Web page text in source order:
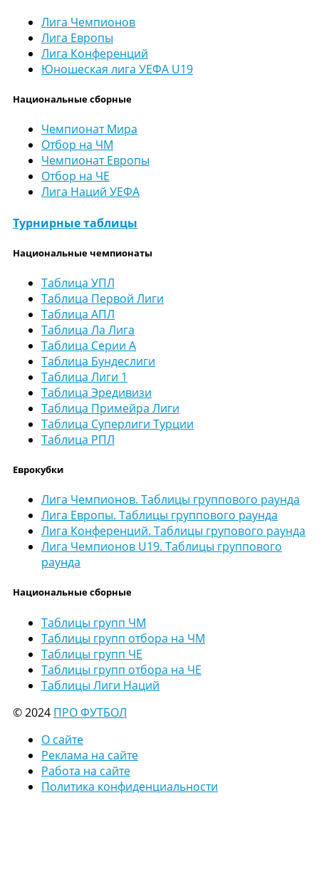
Лига Чемпионов
Лига Европы
Лига Конференций
Юношеская лига УЕФА U19
Национальные сборные
Чемпионат Мира
Отбор на ЧМ
Чемпионат Европы
Отбор на ЧЕ
Лига Наций УЕФА
Турнирные таблицы
Национальные чемпионаты
Таблица УПЛ
Таблица Первой Лиги
Таблица АПЛ
Таблица Ла Лига
Таблица Серии А
Таблица Бундеслиги
Таблица Лиги 1
Таблица Эредивизи
Таблица Примейра Лиги
Таблица Суперлиги Турции
Таблица РПЛ
Еврокубки
Лига Чемпионов. Таблицы группового раунда
Лига Европы. Таблицы группового раунда
Лига Конференций. Таблицы групового раунда
Лига Чемпионов U19. Таблицы группового
раунда
Национальные сборные
Таблицы групп ЧМ
Таблицы групп отбора на ЧМ
Таблицы групп ЧЕ
Таблицы групп отбора на ЧЕ
Таблицы Лиги Наций
© 2024 ПРО ФУТБОЛ
О сайте
Реклама на сайте
Работа на сайте
Политика конфиденциальности